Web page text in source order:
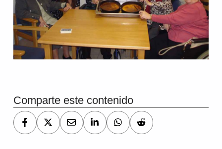
Comparte este contenido